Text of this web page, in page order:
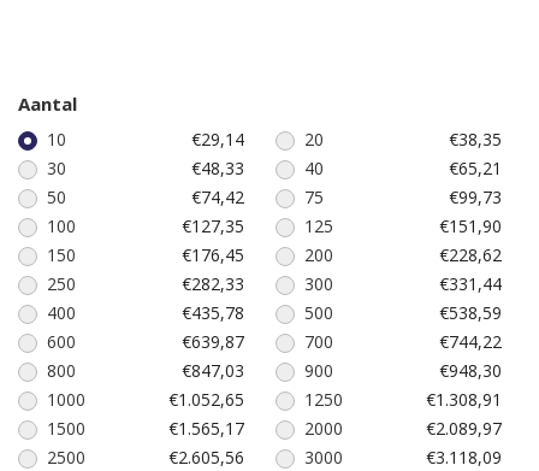
Aantal
10 €29,14 20
€38,35
30
€48,33 40
€65,21
50
€74,42 75
€99,73
100
€127,35 125
€151,90
150
€176,45 200
€228,62
250
€282,33 300
€331,44
400
€435,78 500
€538,59
600
€639,87 700
€744,22
800
€847,03 900
€948,30
1000
€1.052,65 1250
€1.308,91
1500
€1.565,17 2000
€2.089,97
2500
€2.605,56 3000
€3.118,09